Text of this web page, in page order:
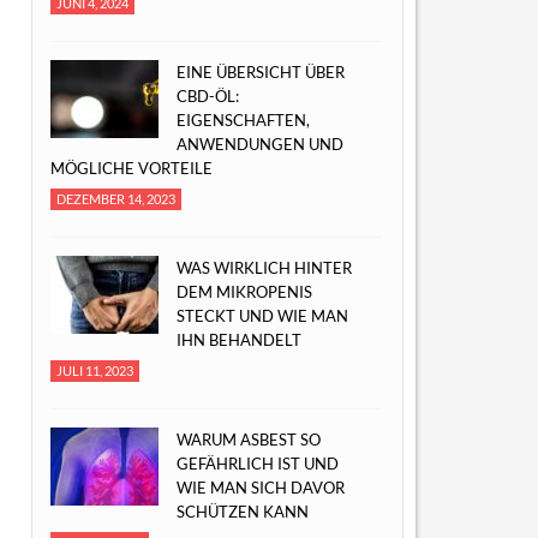
EINE ÜBERSICHT ÜBER
CBD-ÖL:
EIGENSCHAFTEN,
ANWENDUNGEN UND
MÖGLICHE VORTEILE
DEZEMBER 14, 2023
WAS WIRKLICH HINTER
DEM MIKROPENIS
STECKT UND WIE MAN
IHN BEHANDELT
JULI 11, 2023
WARUM ASBEST SO
GEFÄHRLICH IST UND
WIE MAN SICH DAVOR
SCHÜTZEN KANN